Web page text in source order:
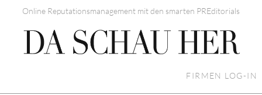
Online Reputationsmanagement mit den smarten PREditorials
FIRMEN LOG-IN